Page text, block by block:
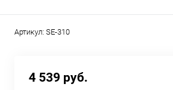
Артикул: SE-310
4 539 руб.